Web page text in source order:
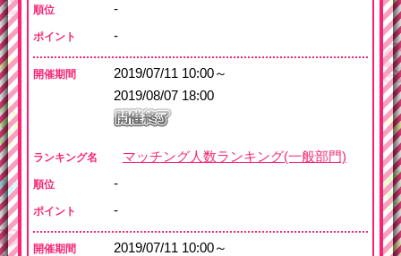
順位 -
ポイント -
開催期間
2019/07/11 10:00～
2019/08/07 18:00
ランキング名 マッチング人数ランキング(一般部門)
順位 -
ポイント -
開催期間
2019/07/11 10:00～